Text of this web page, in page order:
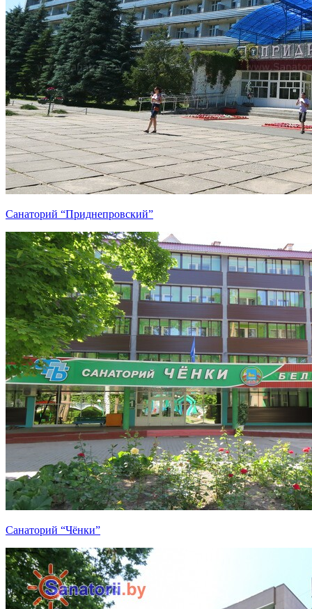
Санаторий “Приднепровский”
Санаторий “Чёнки”